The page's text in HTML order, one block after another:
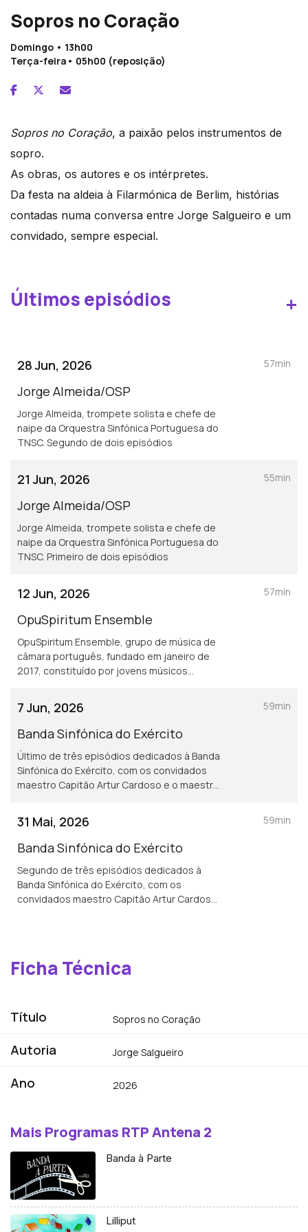
Sopros no Coração
Domingo • 13h00
Terça-feira• 05h00 (reposição)
Sopros no Coração, a paixão pelos instrumentos de
sopro.
As obras, os autores e os intérpretes.
Da festa na aldeia à Filarmónica de Berlim, histórias
contadas numa conversa entre Jorge Salgueiro e um
convidado, sempre especial.
Últimos episódios +
28 Jun, 2026
Jorge Almeida/OSP
Jorge Almeida, trompete solista e chefe de
naipe da Orquestra Sinfónica Portuguesa do
TNSC. Segundo de dois episódios
57min
21 Jun, 2026
Jorge Almeida/OSP
Jorge Almeida, trompete solista e chefe de
naipe da Orquestra Sinfónica Portuguesa do
TNSC. Primeiro de dois episódios
55min
12 Jun, 2026
OpuSpiritum Ensemble
OpuSpiritum Ensemble, grupo de música de
câmara português, fundado em janeiro de
2017, constituído por jovens músicos
57min
7 Jun, 2026
Banda Sinfónica do Exército
Último de três episódios dedicados à Banda
Sinfónica do Exército, com os convidados
maestro Capitão Artur Cardoso e o maestro
59min
31 Mai, 2026
Banda Sinfónica do Exército
Segundo de três episódios dedicados à
Banda Sinfónica do Exército, com os
convidados maestro Capitão Artur Cardoso
59min
Ficha Técnica
Título Sopros no Coração
Autoria Jorge Salgueiro
Ano 2026
Mais Programas RTP Antena 2
Banda à Parte
Lilliput